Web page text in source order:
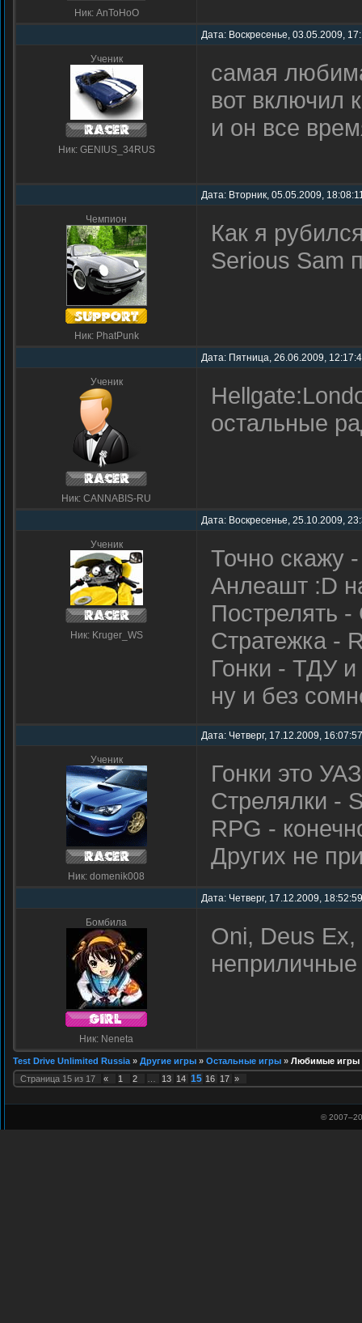
Ник: AnToHoO
Дата: Воскресенье, 03.05.2009,
Ученик
Ник: GENIUS_34RUS
самая
вот включил
и он все
Дата: Вторник, 05.05.2009,
Чемпион
Ник: PhatPunk
Как я
Serious Sam
Дата: Пятница, 26.06.2009,
Ученик
Ник: CANNABIS-RU
остальные
Дата: Воскресенье, 25.10.2009,
Ученик
Ник: Kruger_WS
Точно скажу
Анлеашт :D
Пострелять
Стратежка -
Гонки - ТДУ и
ну и без
Дата: Четверг, 17.12.2009,
Ученик
Ник: domenik008
Гонки это
Стрелялки -
RPG -
Других не
Дата: Четверг, 17.12.2009,
Бомбила
Ник: Neneta
Oni, Deus
Test Drive Unlimited Russia » Другие игры » Остальные игры » Любимые игры
Страница 15 из 17 « 1 2 13 14 15 16 17 »
© 2007–